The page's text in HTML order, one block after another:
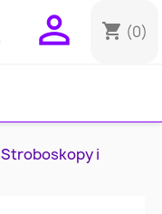
shopping_cart (0)

Stroboskopy i